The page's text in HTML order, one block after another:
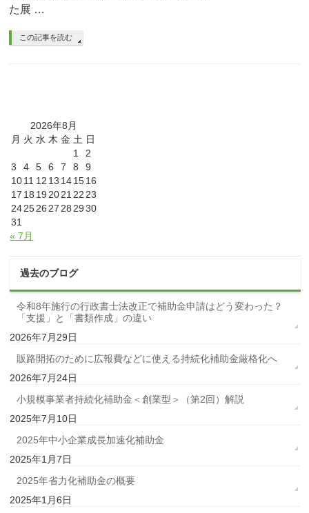
た展 …
この記事を読む
2026年8月
月 火 水 木 金 土 日
1
2
3
4 5 6 7 8
9
1011 12 13 141516
17 18 19 2021 22 23
242526 27 28 29 30
31
« 7月
過去のブログ
令和8年施行の行政書士法改正で補助金申請はどう変わった？
「支援」と「書類作成」の違い
2026年7月29日
販路開拓のために広報費などに使える持続化補助金厳格化へ
2026年7月24日
小規模事業者持続化補助金＜創業型＞（第2回）解説
2025年7月10日
2025年中小企業成長加速化補助金
2025年1月7日
2025年省力化補助金の概要
2025年1月6日